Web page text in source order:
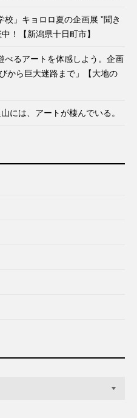
」キョロロ夏の企画展 ”聞き
！【新潟県十日町市】
べるアートを体感しよう。企画
から巨大迷路まで」【大地の
には、アートが棲んでいる。